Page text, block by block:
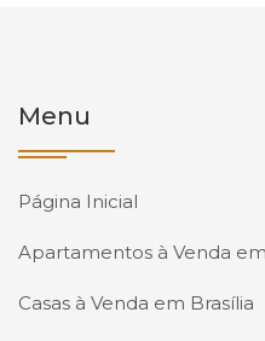
Menu
Página Inicial
Apartamentos à Venda
Casas à Venda em Brasília